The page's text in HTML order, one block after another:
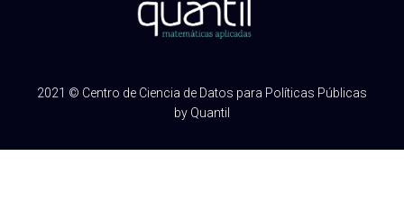
2021 © Centro de Ciencia de Datos para Políticas Públicas
by Quantil